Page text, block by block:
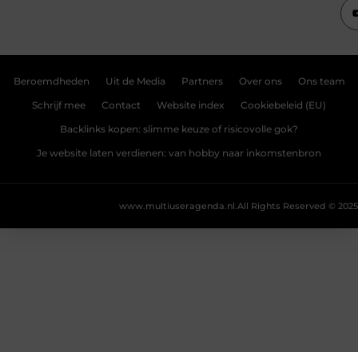
Beroemdheden Uit de Media Partners Over ons Ons team
Schrijf mee Contact Website index Cookiebeleid (EU)
Backlinks kopen: slimme keuze of risicovolle gok?
Je website laten verdienen: van hobby naar inkomstenbron
All Rights Reserved © 2025
www.multiuseragenda.nl.